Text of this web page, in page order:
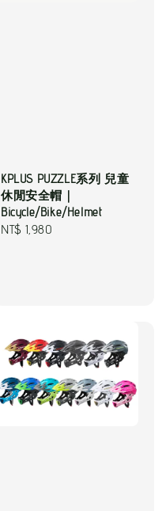
KPLUS PUZZLE系列 兒童
休閒安全帽｜
Bicycle/Bike/Helmet
Regular
NT$ 1,980